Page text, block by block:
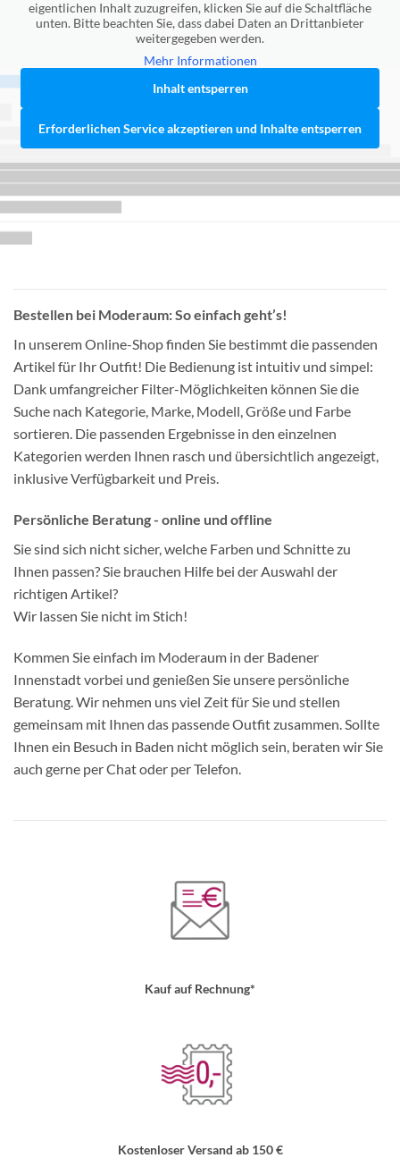
eigentlichen Inhalt zuzugreifen, klicken Sie auf die Schaltfläche
unten. Bitte beachten Sie, dass dabei Daten an Drittanbieter
weitergegeben werden.
Mehr Informationen
Inhalt entsperren
Erforderlichen Service akzeptieren und Inhalte entsperren
Bestellen bei Moderaum: So einfach geht’s!
In unserem Online-Shop finden Sie bestimmt die passenden
Artikel für Ihr Outfit! Die Bedienung ist intuitiv und simpel:
Dank umfangreicher Filter-Möglichkeiten können Sie die
Suche nach Kategorie, Marke, Modell, Größe und Farbe
sortieren. Die passenden Ergebnisse in den einzelnen
Kategorien werden Ihnen rasch und übersichtlich angezeigt,
inklusive Verfügbarkeit und Preis.
Persönliche Beratung - online und offline
Sie sind sich nicht sicher, welche Farben und Schnitte zu
Ihnen passen? Sie brauchen Hilfe bei der Auswahl der
richtigen Artikel?
Wir lassen Sie nicht im Stich!
Kommen Sie einfach im Moderaum in der Badener
Innenstadt vorbei und genießen Sie unsere persönliche
Beratung. Wir nehmen uns viel Zeit für Sie und stellen
gemeinsam mit Ihnen das passende Outfit zusammen. Sollte
Ihnen ein Besuch in Baden nicht möglich sein, beraten wir Sie
auch gerne per Chat oder per Telefon.
Kauf auf Rechnung*
Kostenloser Versand ab 150 €